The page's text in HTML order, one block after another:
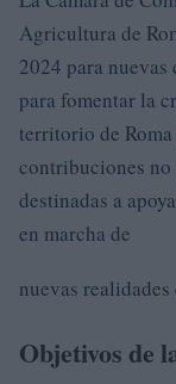
Agricultura de
2024 para
para fomentar la
territorio de
contribuciones no
destinadas a
en marcha de
nuevas
Objetivos de